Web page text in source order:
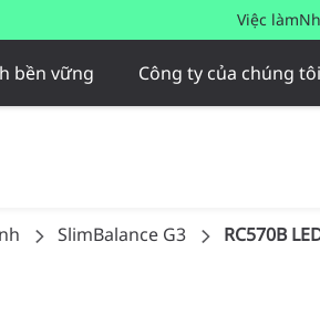
Việc làm
bền vững Công ty của chúng tôi
SlimBalance G3 RC570B